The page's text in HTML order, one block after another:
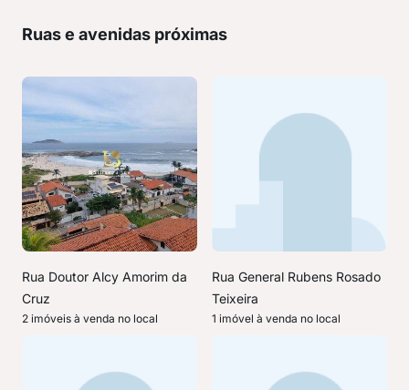
Ruas e avenidas próximas
Rua Doutor Alcy Amorim da
Cruz
2 imóveis à venda no local
Rua General Rubens Rosado
Teixeira
1 imóvel à venda no local